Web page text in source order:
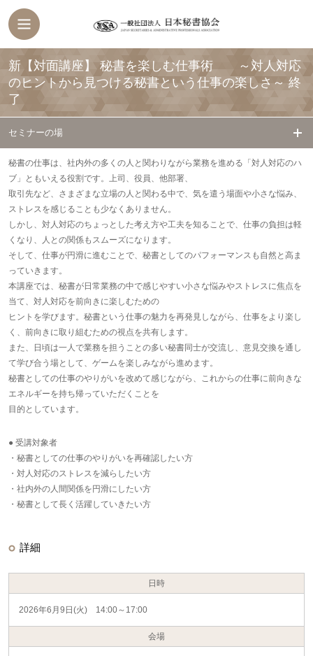
新【対面講座】 秘書を楽しむ仕事術 ～対人対応
のヒントから見つける秘書という仕事の楽しさ～ 終
了
セミナーの場
秘書の仕事は、社内外の多くの人と関わりながら業務を進める「対人対応のハ
ブ」ともいえる役割です。上司、役員、他部署、
取引先など、さまざまな立場の人と関わる中で、気を遣う場面や小さな悩み、
ストレスを感じることも少なくありません。
しかし、対人対応のちょっとした考え方や工夫を知ることで、仕事の負担は軽
くなり、人との関係もスムーズになります。
そして、仕事が円滑に進むことで、秘書としてのパフォーマンスも自然と高ま
っていきます。
本講座では、秘書が日常業務の中で感じやすい小さな悩みやストレスに焦点を
当て、対人対応を前向きに楽しむための
ヒントを学びます。秘書という仕事の魅力を再発見しながら、仕事をより楽し
く、前向きに取り組むための視点を共有します。
また、日頃は一人で業務を担うことの多い秘書同士が交流し、意見交換を通し
て学び合う場として、ゲームを楽しみながら進めます。
秘書としての仕事のやりがいを改めて感じながら、これからの仕事に前向きな
エネルギーを持ち帰っていただくことを
目的としています。
● 受講対象者
・秘書としての仕事のやりがいを再確認したい方
・対人対応のストレスを減らしたい方
・社内外の人間関係を円滑にしたい方
・秘書として長く活躍していきたい方
詳細
日時
2026年6月9日(火) 14:00～17:00
会場